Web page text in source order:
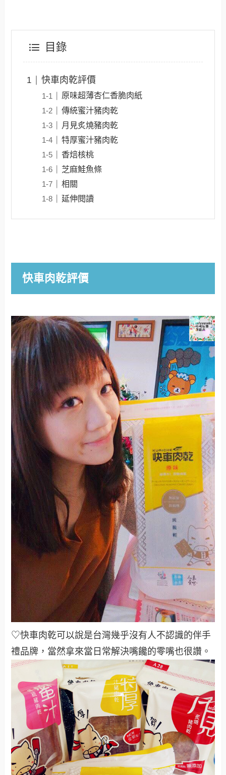
目錄
快車肉乾評價
原味超薄杏仁香脆肉紙
傳統蜜汁豬肉乾
月見炙燒豬肉乾
特厚蜜汁豬肉乾
香焙核桃
芝麻鮭魚條
相關
延伸閱讀
快車肉乾評價
♡快車肉乾可以說是台灣幾乎沒有人不認識的伴手
禮品牌，當然拿來當日常解決嘴饞的零嘴也很讚。